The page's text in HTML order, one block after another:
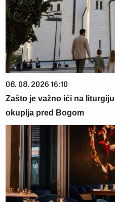
08. 08. 2026 16:10
Zašto je važno ići na
okuplja pred Bogom